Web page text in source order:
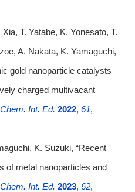
T. Yatabe, K. Yonesato, T.
A. Nakata, K. Yamaguchi,
gold nanoparticle catalysts
charged multivacant
Int. Ed. 2022, 61,
K. Suzuki, “Recent
of metal nanoparticles and
Int. Ed. 2023, 62,